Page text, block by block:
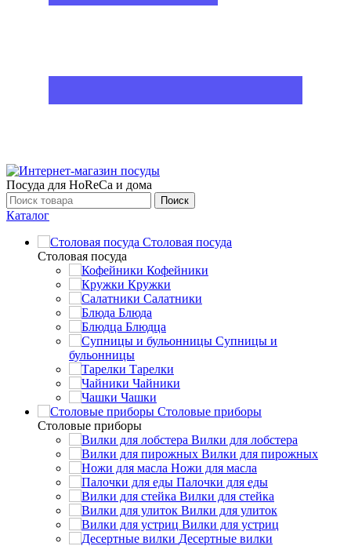
Посуда для HoReCa и дома
Поиск
Каталог
Столовая посуда
Столовая посуда
Кофейники
Кружки
Салатники
Блюда
Блюдца
Супницы и
бульонницы
Тарелки
Чайники
Чашки
Cтоловые приборы
Cтоловые приборы
Вилки для лобстера
Вилки для пирожных
Ножи для масла
Палочки для еды
Вилки для стейка
Вилки для улиток
Вилки для устриц
Десертные вилки